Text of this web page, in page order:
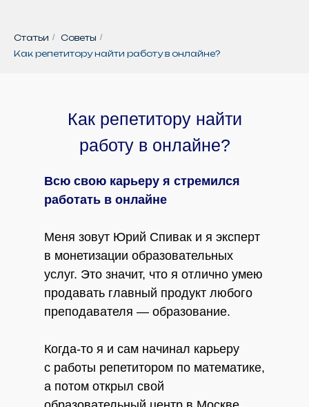
Статьи / Советы /
Как репетитору найти работу в онлайне?
Как репетитору найти
работу в онлайне?
Всю свою карьеру я стремился
работать в онлайне
Меня зовут Юрий Спивак и я эксперт
в монетизации образовательных
услуг. Это значит, что я отлично умею
продавать главный продукт любого
преподавателя — образование.
Когда-то я и сам начинал карьеру
с работы репетитором по математике,
а потом открыл свой